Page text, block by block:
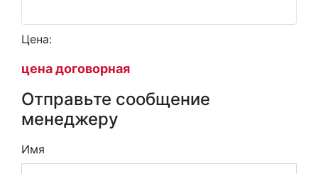
Цена:
цена договорная
Отправьте сообщение
менеджеру
Имя